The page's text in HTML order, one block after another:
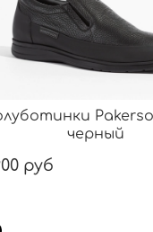
черный
руб